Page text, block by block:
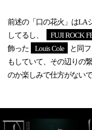
前述の「口の花火」はLA
してるし、
FUJI ROCK
飾った
Louis Cole
と同
もしていて、その辺りの
のか楽しみで仕方がないで